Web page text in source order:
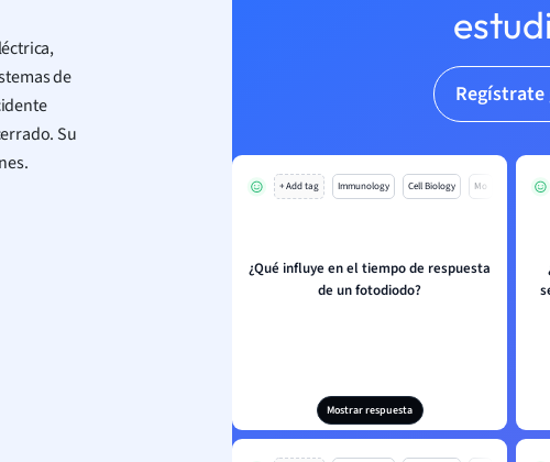
de
Su
+ Add tag Immunology Cell Biology Mo
¿Qué influye en el tiempo de respuesta
de un fotodiodo?
Mostrar respuesta